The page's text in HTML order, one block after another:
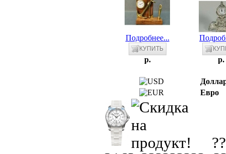
Подробнее...
p. p.
Евро